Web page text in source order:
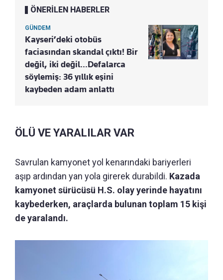
ÖNERİLEN HABERLER
GÜNDEM
Kayseri’deki otobüs
faciasından skandal çıktı! Bir
değil, iki değil…Defalarca
söylemiş: 36 yıllık eşini
kaybeden adam anlattı
ÖLÜ VE YARALILAR VAR
Savrulan kamyonet yol kenarındaki bariyerleri
aşıp ardından yan yola girerek durabildi. Kazada
kamyonet sürücüsü H.S. olay yerinde hayatını
kaybederken, araçlarda bulunan toplam 15 kişi
de yaralandı.